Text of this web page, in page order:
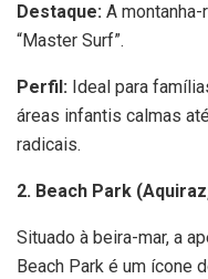
Destaque: A
“Master Surf”.
Perfil: Ideal para
áreas infantis calmas
radicais.
2. Beach Park
Situado à beira-mar, a
Beach Park é um ícone